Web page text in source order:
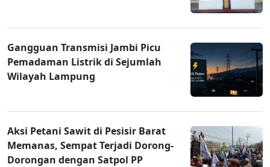
Gangguan Transmisi Jambi Picu
Pemadaman Listrik di Sejumlah
Wilayah Lampung
Aksi Petani Sawit di Pesisir Barat
Memanas, Sempat Terjadi Dorong-
Dorongan dengan Satpol PP